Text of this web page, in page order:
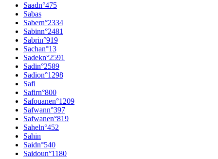
Saadn°475
Sabas
Sabern°2334
Sabinn°2481
Sabrin°919
Sachan°13
Sadekn°2591
Sadin°2589
Sadion°1298
Safi
Safirn°800
Safouanen°1209
Safwann°397
Safwanen°819
Saheln°452
Sahin
Saidn°540
Saidoun°1180